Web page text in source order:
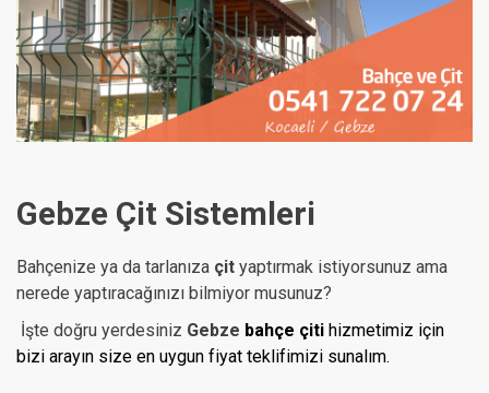
Gebze Çit Sistemleri
Bahçenize ya da tarlanıza çit yaptırmak istiyorsunuz ama
nerede yaptıracağınızı bilmiyor musunuz?
İşte doğru yerdesiniz Gebze bahçe çiti hizmetimiz için
bizi arayın size en uygun fiyat teklifimizi sunalım.